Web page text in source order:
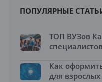
ПОПУЛЯРНЫЕ
ТОП ВУЗов
Как
для